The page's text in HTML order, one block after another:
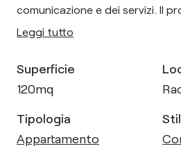
comunicazione e dei servizi. Il
Leggi tutto
Superficie
120mq
Tipologia
Appartamento